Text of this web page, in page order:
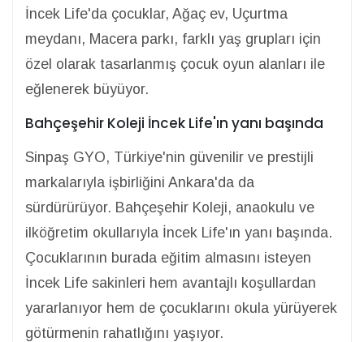
İncek Life'da çocuklar, Ağaç ev, Uçurtma
meydanı, Macera parkı, farklı yaş grupları için
özel olarak tasarlanmış çocuk oyun alanları ile
eğlenerek büyüyor.
Bahçeşehir Koleji İncek Life'ın yanı başında
Sinpaş GYO, Türkiye'nin güvenilir ve prestijli
markalarıyla işbirliğini Ankara'da da
sürdürürüyor. Bahçeşehir Koleji, anaokulu ve
ilköğretim okullarıyla İncek Life'ın yanı başında.
Çocuklarının burada eğitim almasını isteyen
İncek Life sakinleri hem avantajlı koşullardan
yararlanıyor hem de çocuklarını okula yürüyerek
götürmenin rahatlığını yaşıyor.